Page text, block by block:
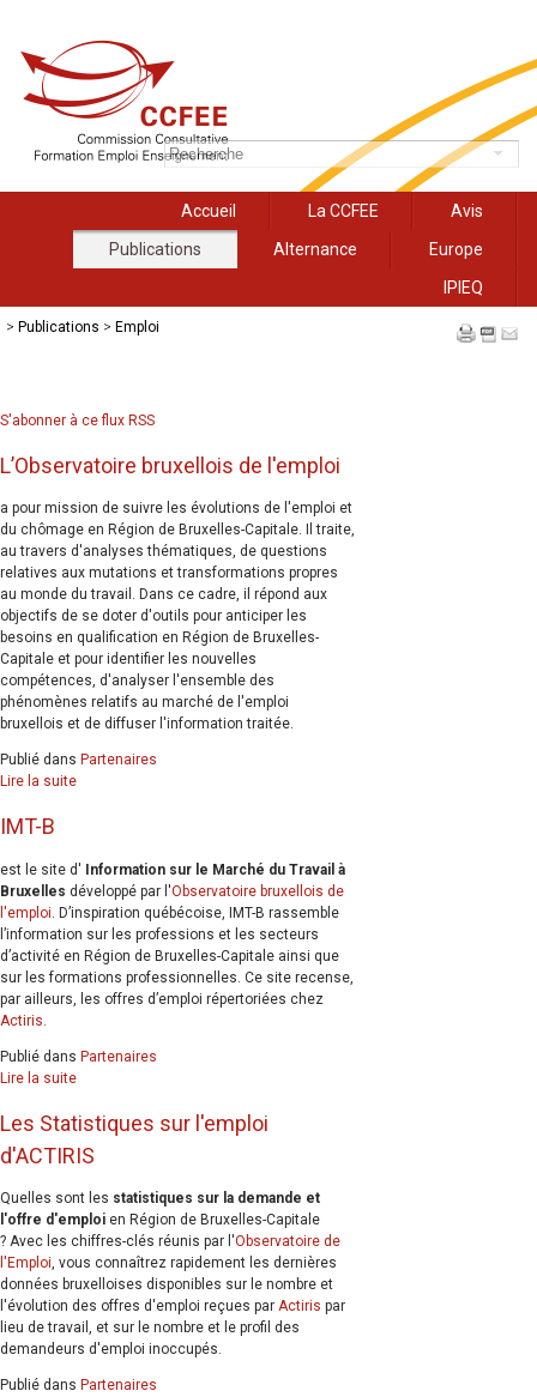
Accueil La CCFEE
Avis
Publications
Alternance
Europe
IPIEQ
> Publications > Emploi
S'abonner à ce flux RSS
L’Observatoire bruxellois de l'emploi
a pour mission de suivre les évolutions de l'emploi et
du chômage en Région de Bruxelles-Capitale. Il traite,
au travers d'analyses thématiques, de questions
relatives aux mutations et transformations propres
au monde du travail. Dans ce cadre, il répond aux
objectifs de se doter d'outils pour anticiper les
besoins en qualification en Région de Bruxelles-
Capitale et pour identifier les nouvelles
compétences, d'analyser l'ensemble des
phénomènes relatifs au marché de l'emploi
bruxellois et de diffuser l'information traitée.
Publié dans Partenaires
Lire la suite
IMT-B
est le site d' Information sur le Marché du Travail à
Bruxelles développé par l'Observatoire bruxellois de
l'emploi. D’inspiration québécoise, IMT-B rassemble
l’information sur les professions et les secteurs
d’activité en Région de Bruxelles-Capitale ainsi que
sur les formations professionnelles. Ce site recense,
par ailleurs, les offres d’emploi répertoriées chez
Actiris.
Publié dans Partenaires
Lire la suite
Les Statistiques sur l'emploi
d'ACTIRIS
Quelles sont les statistiques sur la demande et
l'offre d'emploi en Région de Bruxelles-Capitale
? Avec les chiffres-clés réunis par l'Observatoire de
l'Emploi, vous connaîtrez rapidement les dernières
données bruxelloises disponibles sur le nombre et
l'évolution des offres d'emploi reçues par Actiris par
lieu de travail, et sur le nombre et le profil des
demandeurs d'emploi inoccupés.
Publié dans Partenaires